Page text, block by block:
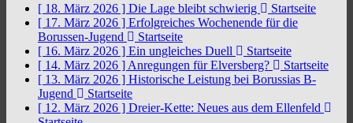
[ 18. März 2026 ] Die Lage bleibt schwierig
Startseite
[ 17. März 2026 ] Erfolgreiches Wochenende für die
Borussen-Jugend
Startseite
[ 16. März 2026 ] Ein ungleiches Duell
Startseite
[ 14. März 2026 ] Anregungen für Elversberg?
Startseite
[ 13. März 2026 ] Historische Leistung bei Borussias B-
Jugend
Startseite
[ 12. März 2026 ] Dreier-Kette: Neues aus dem Ellenfeld